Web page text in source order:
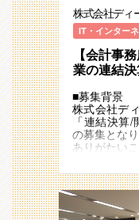
プアップし
1～2か月は
した決算実
ステムのe-
決算事務作
連結業務は
行っていた
しておりま
※社内に在
ぐしでチェ
ります。
〇圧倒的な
年20％成長
社員に還元
ており、昇
引があり、
め、リーダ
きます。
✩同社での就
け）✩
〇マネジメ
ップが可能。
200社以上
数だけプロ
で、マネジ
業務幅も広い
「上が詰ま
ができない
ントや連結
することが
◇連結決算業
・連結精算
・開示資料(
作成
・業務改善
◇単体決算業
・上場子会
・海外子会
・業務改善
ジメントの
す。
・連結会計
株式会社ディ
IT・インター
【会計事
業の連結
20％/メリ
■募集背景
株式会社デ
「連結決算
の募集となり
ありがたい
業務や効率
満足いただ
年120%ペ
続きお客様
から、その